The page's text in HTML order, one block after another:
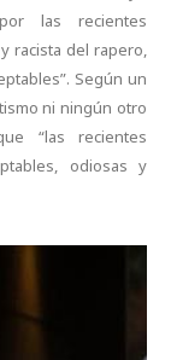
las recientes
racista del rapero,
Según un
ni ningún otro
“las recientes
odiosas y